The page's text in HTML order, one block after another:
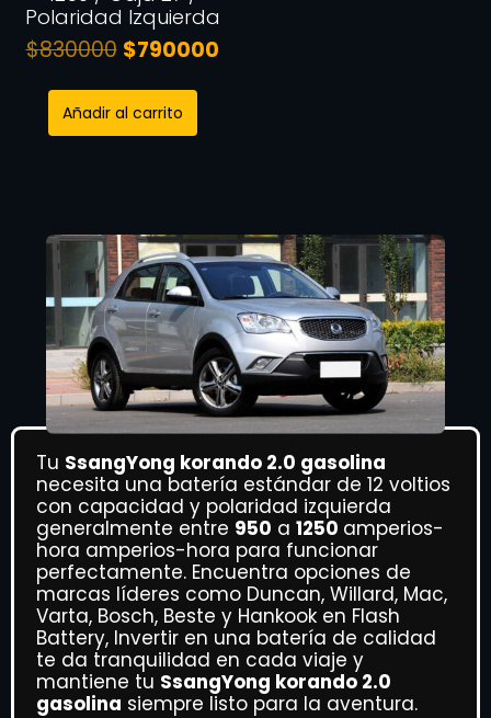
Polaridad Izquierda
$830000 $790000
Añadir al carrito
Tu SsangYong korando 2.0 gasolina
necesita una batería estándar de 12 voltios
con capacidad y polaridad izquierda
generalmente entre 950 a 1250 amperios-
hora amperios-hora para funcionar
perfectamente. Encuentra opciones de
marcas líderes como Duncan, Willard, Mac,
Varta, Bosch, Beste y Hankook en Flash
Battery, Invertir en una batería de calidad
te da tranquilidad en cada viaje y
mantiene tu SsangYong korando 2.0
gasolina siempre listo para la aventura.